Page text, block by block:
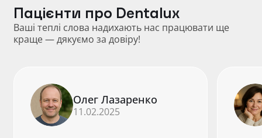
Пацієнти про Dentalux
Ваші теплі слова надихають нас працювати ще
краще — дякуємо за довіру!
Олег Лазаренко
11.02.2025